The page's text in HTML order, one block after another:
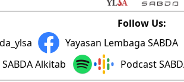
Follow Us:
Yayasan Lembaga SABDA
SABDA Alkitab
Podcast